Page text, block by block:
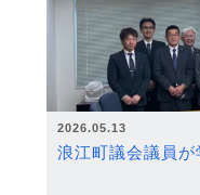
2026.05.13
浪江町議会議員